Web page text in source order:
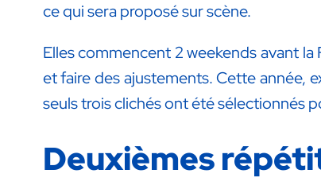
ce qui sera proposé sur scène.
Elles commencent 2 weekends avant
et faire des ajustements. Cette année,
seuls trois clichés ont été sélectionnés
Deuxièmes